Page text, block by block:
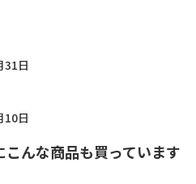
31日
10日
んな商品も買っています